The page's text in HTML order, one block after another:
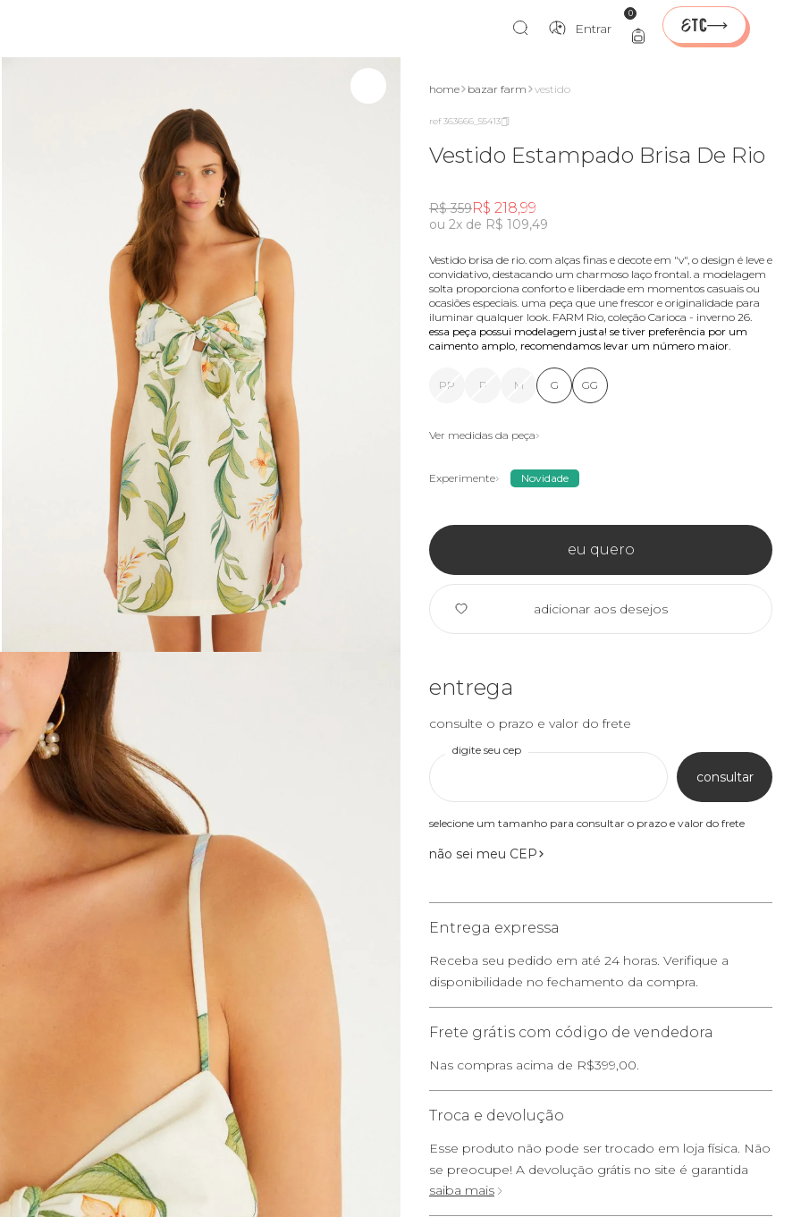
Entrar
0
Experimente home bazar farm vestido
ref 363666_55413
Vestido Estampado Brisa De Rio
R$ 359R$ 218,99
ou 2x de R$ 109,49
vestido brisa de rio. com alças finas e decote em "v", o design é leve e
convidativo, destacando um charmoso laço frontal. a modelagem
solta proporciona conforto e liberdade em momentos casuais ou
ocasiões especiais. uma peça que une frescor e originalidade para
iluminar qualquer look. FARM Rio, coleção Carioca - inverno 26.
essa peça possui modelagem justa! se tiver preferência por um
caimento amplo, recomendamos levar um número maior.
PP P M G GG
Ver medidas da peça
Experimente Novidade
eu quero
adicionar aos desejos
entrega
consulte o prazo e valor do frete
digite seu cep
consultar
selecione um tamanho para consultar o prazo e valor do frete
não sei meu CEP
Entrega expressa
Receba seu pedido em até 24 horas. Verifique a
disponibilidade no fechamento da compra.
Frete grátis com código de vendedora
Nas compras acima de R$399,00.
Troca e devolução
Esse produto não pode ser trocado em loja física. Não
se preocupe! A devolução grátis no site é garantida
saiba mais